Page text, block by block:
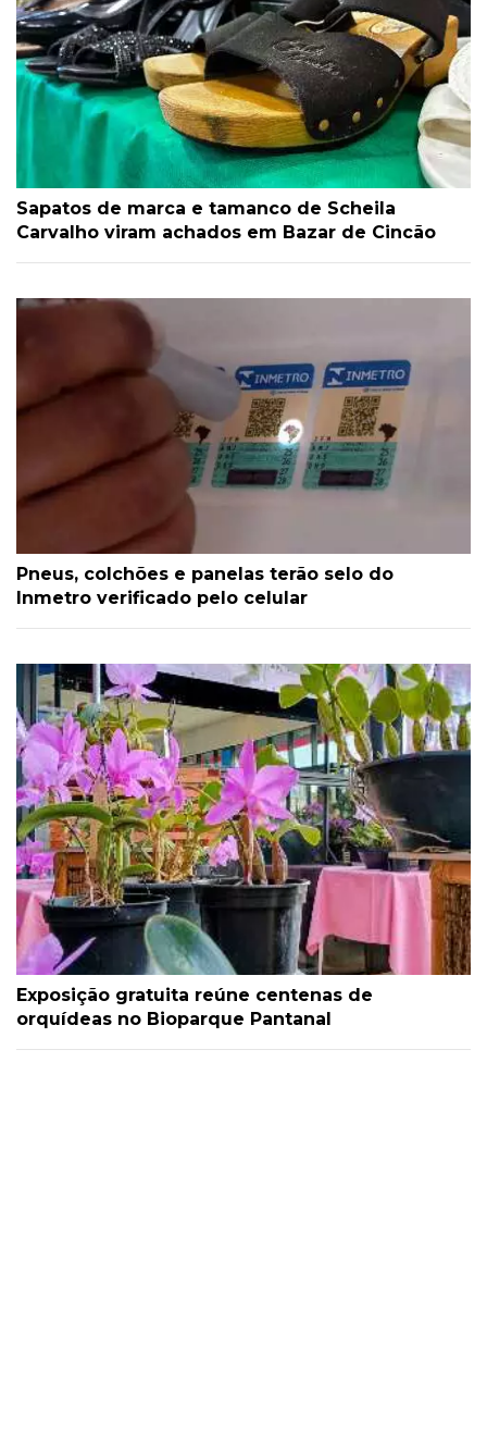
Sapatos de marca e tamanco de Scheila
Carvalho viram achados em Bazar de Cincão
Pneus, colchões e panelas terão selo do
Inmetro verificado pelo celular
Exposição gratuita reúne centenas de
orquídeas no Bioparque Pantanal